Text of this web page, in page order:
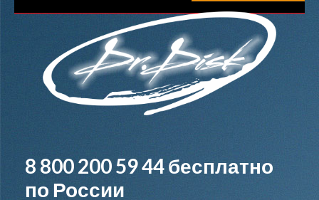
8 800 200 59 44бесплатно
по России